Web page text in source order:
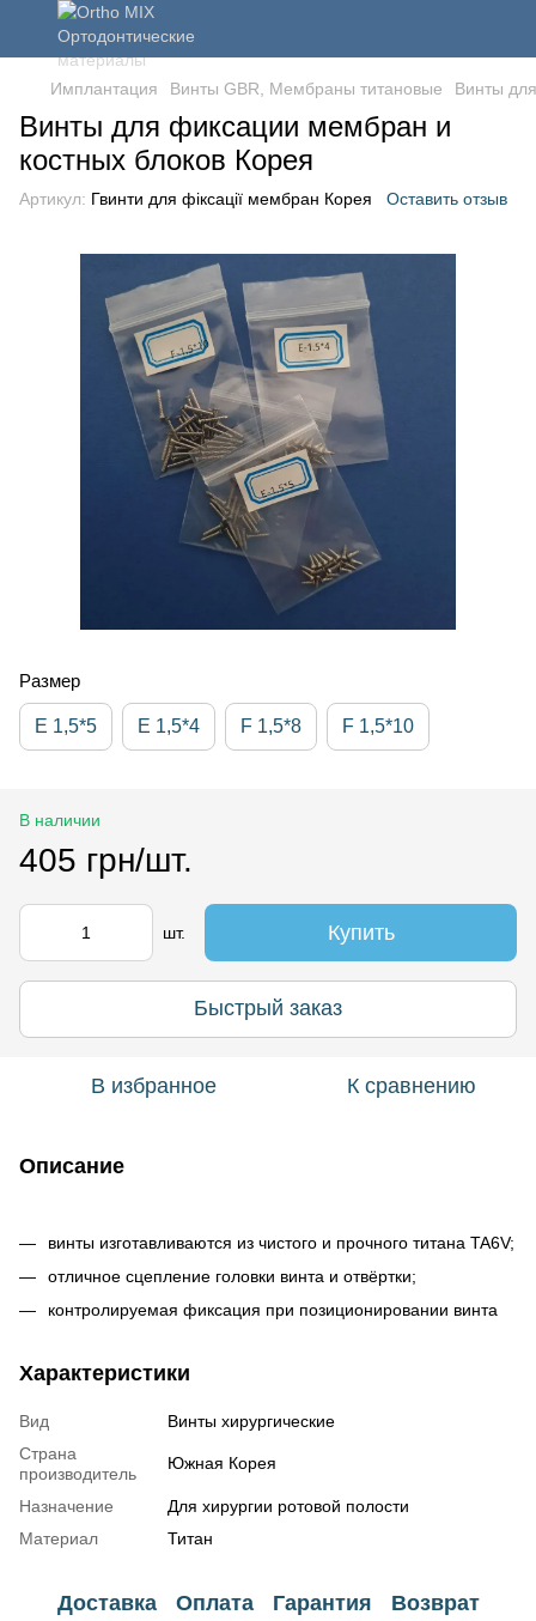
Имплантация Винты GBR, Мембраны титановые Винты
Винты для фиксации мембран и
костных блоков Корея
Артикул: Гвинти для фіксації мембран Корея Оставить отзыв
Размер
Е 1,5*5 Е 1,5*4 F 1,5*8 F 1,5*10
В наличии
405 грн/шт.
шт. Купить
Быстрый заказ
В избранное К сравнению
Описание
винты изготавливаются из чистого и прочного титана TA6V;
отличное сцепление головки винта и отвёртки;
контролируемая фиксация при позиционировании винта
Характеристики
Вид
Винты хирургические
Страна
производитель
Южная Корея
Назначение
Для хирургии ротовой полости
Материал
Титан
Доставка Оплата Гарантия Возврат